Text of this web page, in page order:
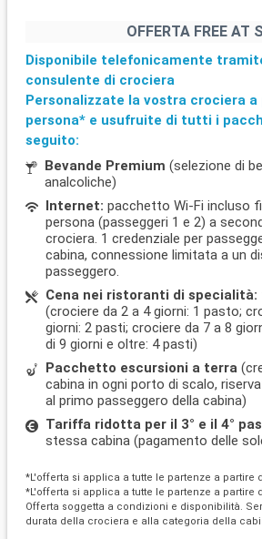
OFFERTA FREE AT
Disponibile telefonicamente
consulente di crociera
Personalizzate la vostra crociera
persona* e usufruite di tutti i
seguito:
Bevande Premium (selezione di
analcoliche)
Internet: pacchetto Wi-Fi incluso
persona (passeggeri 1 e 2) a
crociera. 1 credenziale per
cabina, connessione limitata a un
passeggero.
Cena nei ristoranti di specialità:
(crociere da 2 a 4 giorni: 1 pasto;
giorni: 2 pasti; crociere da 7 a 8
di 9 giorni e oltre: 4 pasti)
Pacchetto escursioni a terra
cabina in ogni porto di scalo,
al primo passeggero della cabina)
Tariffa ridotta per il 3° e il 4°
stessa cabina (pagamento delle
*L'offerta si applica a tutte le partenze a partire
*L'offerta si applica a tutte le partenze a partire
Offerta soggetta a condizioni e disponibilità.
durata della crociera e alla categoria della